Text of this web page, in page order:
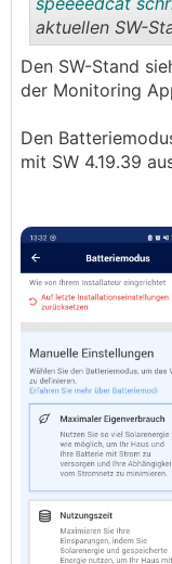
aktuellen SW-
Den SW-Stand
der Monitoring
Den
mit SW 4.19.39